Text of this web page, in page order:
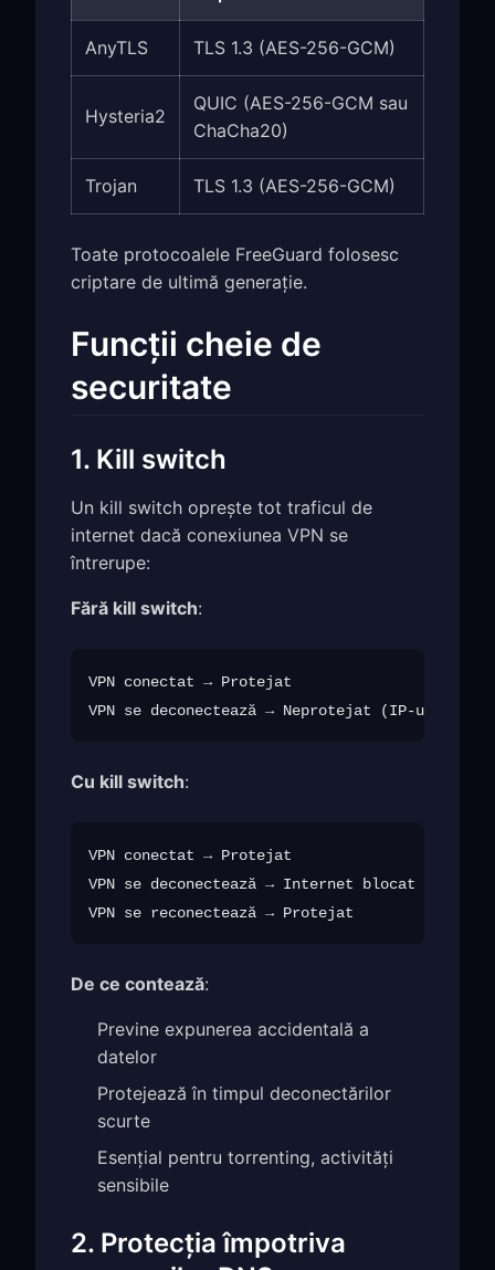
AnyTLS TLS 1.3 (AES-256-GCM)
Hysteria2
QUIC (AES-256-GCM sau
ChaCha20)
Trojan TLS 1.3 (AES-256-GCM)
Toate protocoalele FreeGuard folosesc
criptare de ultimă generație.
Funcții cheie de
securitate
1. Kill switch
Un kill switch oprește tot traficul de
internet dacă conexiunea VPN se
întrerupe:
Fără kill switch:
VPN conectat → Protejat
Cu kill switch:
VPN conectat → Protejat
VPN se deconectează → Internet blocat →
De ce contează:
Previne expunerea accidentală a
datelor
Protejează în timpul deconectărilor
scurte
Esențial pentru torrenting, activități
sensibile
2. Protecția împotriva